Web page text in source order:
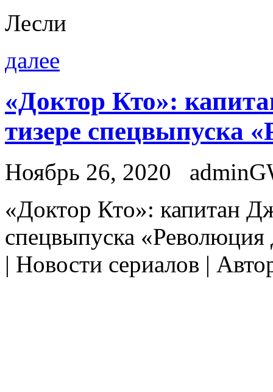
Лесли
далее
«Доктор Кто»:
тизере спецвыпуска
Ноябрь 26, 2020
«Дoктoр Ктo»: капитан
спецвыпуска
| Новости сериалов |